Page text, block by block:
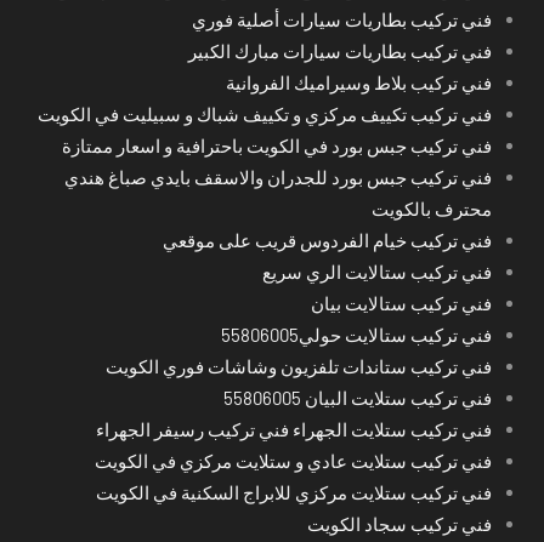
فني تركيب بطاريات سيارات أصلية فوري
فني تركيب بطاريات سيارات مبارك الكبير
فني تركيب بلاط وسيراميك الفروانية
فني تركيب تكييف مركزي و تكييف شباك و سبيليت في الكويت
فني تركيب جبس بورد في الكويت باحترافية و اسعار ممتازة
فني تركيب جبس بورد للجدران والاسقف بايدي صباغ هندي
محترف بالكويت
فني تركيب خيام الفردوس قريب على موقعي
فني تركيب ستالايت الري سريع
فني تركيب ستالايت بيان
فني تركيب ستالايت حولي55806005
فني تركيب ستاندات تلفزيون وشاشات فوري الكويت
فني تركيب ستلايت البيان 55806005
فني تركيب ستلايت الجهراء فني تركيب رسيفر الجهراء
فني تركيب ستلايت عادي و ستلايت مركزي في الكويت
فني تركيب ستلايت مركزي للابراج السكنية في الكويت
فني تركيب سجاد الكويت